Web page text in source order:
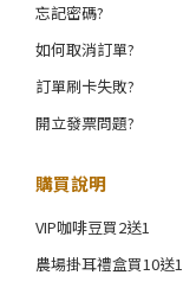
忘記密碼?
如何取消訂單?
訂單刷卡失敗?
開立發票問題?
購買說明
VIP咖啡豆買2送1
農場掛耳禮盒買10送1